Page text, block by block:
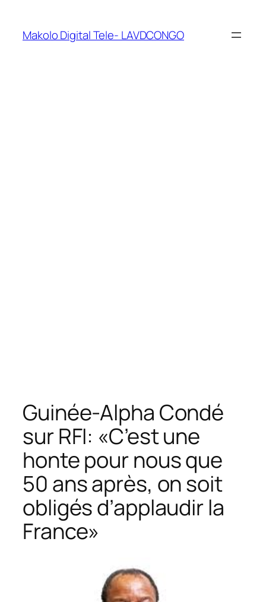
Makolo Digital Tele- LAVDCONGO
Guinée-Alpha Condé
sur RFI: «C’est une
honte pour nous que
50 ans après, on soit
obligés d’applaudir la
France»